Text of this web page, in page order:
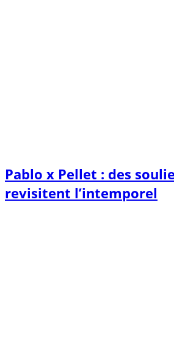
Pablo x Pellet : des
revisitent l’intemporel